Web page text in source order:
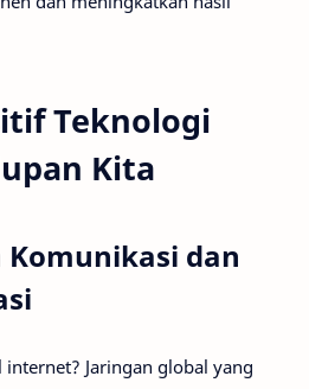
Teknologi
Kita
dan
internet? Jaringan global yang